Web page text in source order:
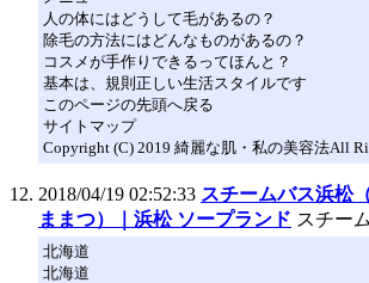
人の体にはどうして毛があるの？
除毛の方法にはどんなものがあるの？
コスメが手作りできるってほんと？
基本は、規則正しい生活スタイルです
このページの先頭へ戻る
サイトマップ
Copyright (C) 2019 綺麗な肌・私の美容法All
2018/04/19 02:52:33 スチームバス浜松
ままつ）｜浜松 ソープランド スチー
北海道
北海道